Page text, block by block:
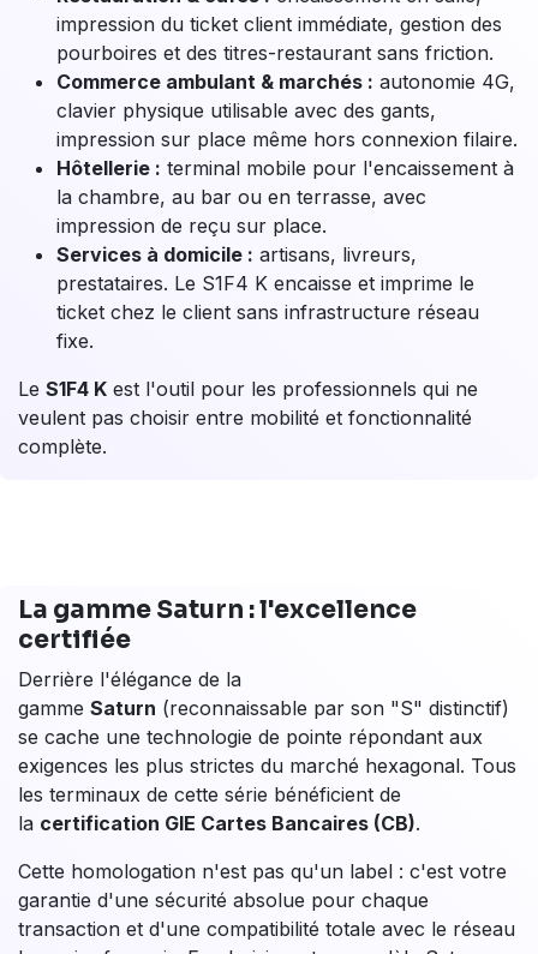
Sa connectivité sans fil (4G LTE, Wi-Fi, Bluetooth) lui
permet de fonctionner en totale autonomie dans tous
les environnements mobiles. Côté sécurité, il est
certifié
PCI PTS 6.x SRED
avec chiffrement de bout en
bout.
Dans quels secteurs d'activité utiliser
le S1F4 K ?
d'un terminal mobile fiable, équipé d'une imprimante et
d'un clavier physique, pour encaisser dans des
environnements variés.
clavier physique utilisable avec des gants,
impression sur place même hors connexion filaire.
Hôtellerie :
terminal mobile pour l'encaissement à
la chambre, au bar ou en terrasse, avec
impression de reçu sur place.
Services à domicile :
artisans, livreurs,
prestataires. Le S1F4 K encaisse et imprime le
ticket chez le client sans infrastructure réseau
S1F4 Kest l'outil pour les professionnels qui ne
veulent pas choisir entre mobilité et fonctionnalité
complète.